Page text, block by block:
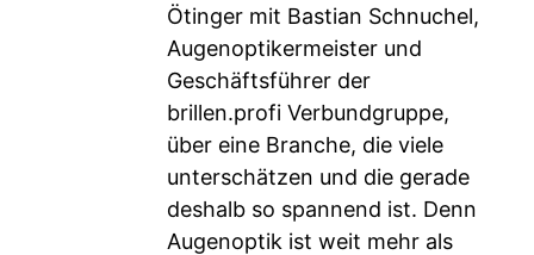
Ötinger mit Bastian Schnuchel,
Augenoptikermeister und
Geschäftsführer der
brillen.profi Verbundgruppe,
über eine Branche, die viele
unterschätzen und die gerade
deshalb so spannend ist. Denn
Augenoptik ist weit mehr als